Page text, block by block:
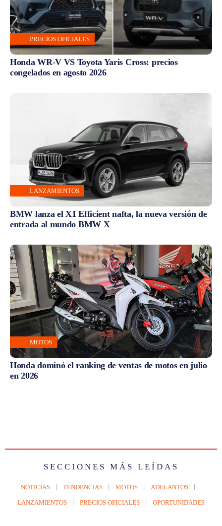
PRECIOS OFICIALES
Honda WR-V VS Toyota Yaris Cross: precios
congelados en agosto 2026
LANZAMIENTOS
BMW lanza el X1 Efficient nafta, la nueva versión de
entrada al mundo BMW X
MOTOS
Honda dominó el ranking de ventas de motos en julio
en 2026
SECCIONES MÁS LEÍDAS
NOTICIAS TENDENCIAS MOTOS ADELANTOS
LANZAMIENTOS PRECIOS OFICIALES OPORTUNIDADES